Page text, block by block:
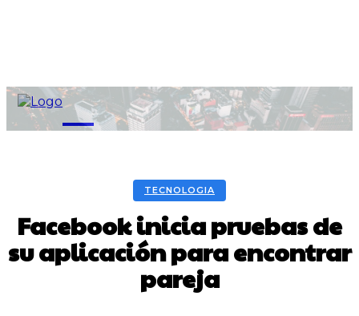
M
TECNOLOGIA
Facebook inicia pruebas de
su aplicación para encontrar
pareja